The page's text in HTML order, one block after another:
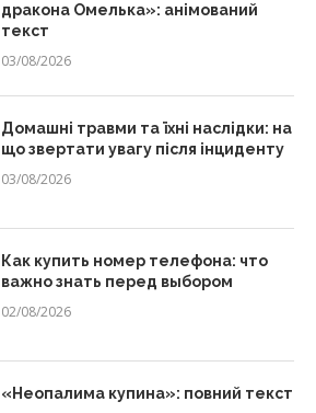
дракона Омелька»: анімований
текст
03/08/2026
Домашні травми та їхні наслідки: на
що звертати увагу після інциденту
03/08/2026
Как купить номер телефона: что
важно знать перед выбором
02/08/2026
«Неопалима купина»: повний текст